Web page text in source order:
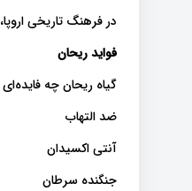
در فرهنگ تاریخی
فواید ریحان
گیاه ریحان چه
ضد التهاب
آنتی اکسیدان
جنگنده سرطان